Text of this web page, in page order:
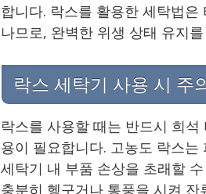
합니다. 락스를 활용한 세탁법
나므로, 완벽한 위생 상태 유지
락스 세탁기 사용 시 주
락스를 사용할 때는 반드시 희
용이 필요합니다. 고농도 락스
세탁기 내 부품 손상을 초래할
충분히 헹구거나 통풍을 시켜